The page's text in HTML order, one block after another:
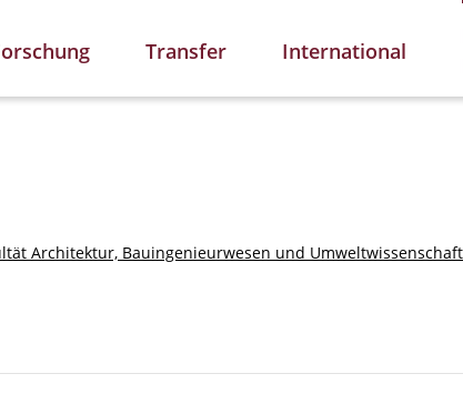
Transfer International
Architektur, Bauingenieurwesen und